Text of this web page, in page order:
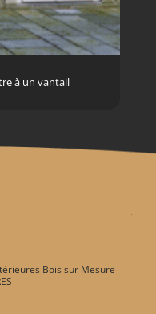
à un vantail
Bois sur Mesure